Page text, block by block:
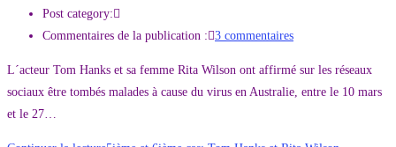
Post category:
Commentaires de la publication : 3 commentaires
L´acteur Tom Hanks et sa femme Rita Wilson ont affirmé sur les réseaux
sociaux être tombés malades à cause du virus en Australie, entre le 10 mars
et le 27…